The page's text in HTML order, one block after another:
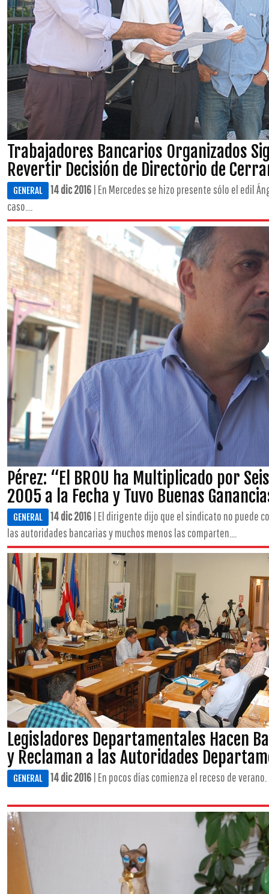
Trabajadores Bancarios Organizados
Revertir Decisión de Directorio de
GENERAL 14 dic 2016 | En Mercedes se hizo presente sólo el edil
caso....
Pérez: “El BROU ha Multiplicado por
2005 a la Fecha y Tuvo Buenas
GENERAL 14 dic 2016 | El dirigente dijo que el sindicato no puede
las autoridades bancarias y muchos menos las comparten....
Legisladores Departamentales Hacen
y Reclaman a las Autoridades
GENERAL 14 dic 2016 | En pocos días comienza el receso de verano.